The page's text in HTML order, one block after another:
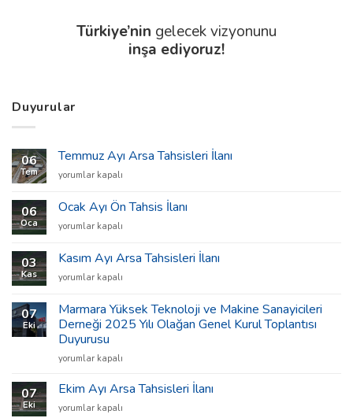
Türkiye’nin gelecek vizyonunu
inşa ediyoruz!
Duyurular
06
Tem
Temmuz Ayı Arsa Tahsisleri İlanı
Temmuz
Arsa
Tahsisleri
İlanı
yorumlar kapalı
06
Oca
Ocak Ayı Ön Tahsis İlanı
Ocak
Ön
Tahsis
İlanı
yorumlar kapalı
03
Kas
Kasım Ayı Arsa Tahsisleri İlanı
Kasım
Arsa
Tahsisleri
İlanı
için
yorumlar kapalı
07
Eki
Marmara Yüksek Teknoloji ve Makine Sanayicileri
Derneği 2025 Yılı Olağan Genel Kurul Toplantısı
Duyurusu
Marmara
Teknoloji
Makine
yorumlar kapalı
07
Eki
Ekim Ayı Arsa Tahsisleri İlanı
Ekim
yorumlar kapalı